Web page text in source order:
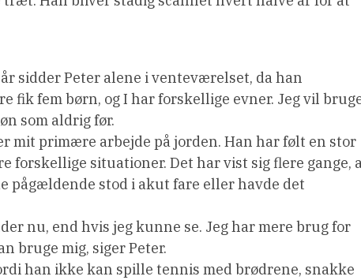
sidder Peter alene i venteværelset, da han
fik fem børn, og I har forskellige evner. Jeg vil
som aldrig før.
mit primære arbejde på jorden. Han har følt en stor
forskellige situationer. Det har vist sig flere gange,
pågældende stod i akut fare eller havde det
nu, end hvis jeg kunne se. Jeg har mere brug for
bruge mig, siger Peter.
han ikke kan spille tennis med brødrene, snakke